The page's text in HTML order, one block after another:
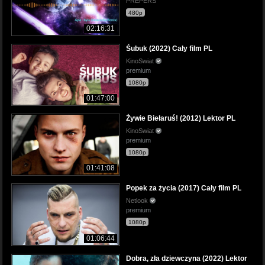
02:16:31
480p
01:47:00
Śubuk (2022) Cały film PL
KinoSwiat
premium
1080p
01:41:08
Żywie Biełaruś! (2012) Lektor PL
KinoSwiat
premium
1080p
01:06:44
Popek za życia (2017) Cały film PL
Netlook
premium
1080p
Dobra, zła dziewczyna (2022) Lektor